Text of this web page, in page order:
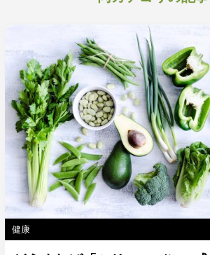
健康